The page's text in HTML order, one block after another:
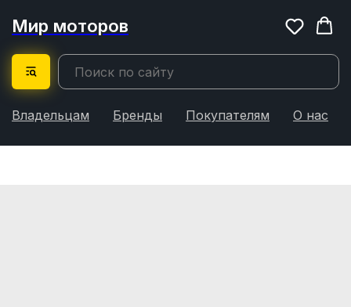
Мир моторов
Владельцам Бренды Покупателям О нас